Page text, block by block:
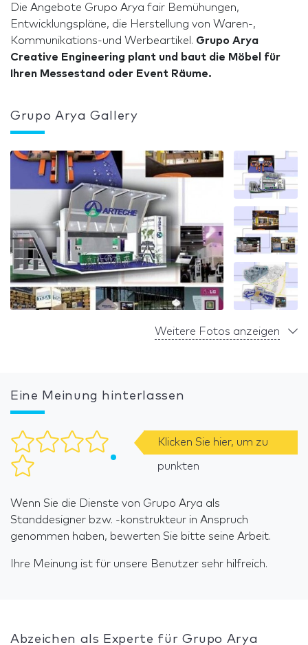
Die Angebote Grupo Arya fair Bemühungen,
Entwicklungspläne, die Herstellung von Waren-,
Kommunikations-und Werbeartikel. Grupo Arya
Creative Engineering plant und baut die Möbel für
Ihren Messestand oder Event Räume.
Grupo Arya Gallery
Weitere Fotos anzeigen
Eine Meinung hinterlassen
Klicken Sie hier, um zu
punkten
Wenn Sie die Dienste von Grupo Arya als
Standdesigner bzw. -konstrukteur in Anspruch
genommen haben, bewerten Sie bitte seine Arbeit.
Ihre Meinung ist für unsere Benutzer sehr hilfreich.
Abzeichen als Experte für Grupo Arya